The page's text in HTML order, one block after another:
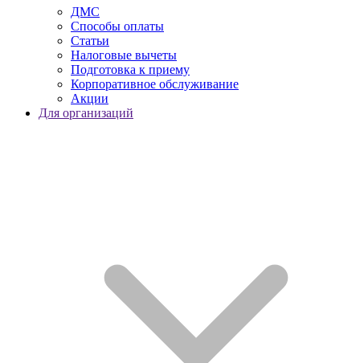
ДМС
Способы оплаты
Статьи
Налоговые вычеты
Подготовка к приему
Корпоративное обслуживание
Акции
Для организаций